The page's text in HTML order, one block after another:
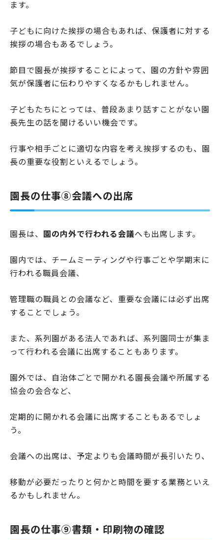
ます。
子どもに向けた挨拶の場合もあれば、保護者に対する
挨拶の場合もあるでしょう。
節目で園長が挨拶することによって、園の方針や雰囲
気が保護者に伝わりやすくなるかもしれません。
子どもたちにとっては、普段あまり話すことがない園
長先生の話を聞けるいい機会です。
行事や相手ごとに適切な内容を考え挨拶するのも、園
長の重要な役割といえるでしょう。
園長の仕事⑧会議への出席
園長は、 園の内外で行われる会議へも出席します。
園内では、チームミーティングや行事ごとや学期末に
行われる職員会議、
管理職の職員との会議など、重要な会議には必ず出席
することでしょう。
また、系列園がある法人であれば、系列園同士が集ま
って行われる会議に出席することもあります。
園外では、自治体ごとで開かれる園長会議や所属する
協会の会合など、
定期的に開かれる会議に出席することもあるでしょ
う。
会議への出席は、予定よりも会議時間が長引いたり、
移動が必要だったりと何かと時間を要する業務といえ
るかもしれません。
園長の仕事⑨書類・印刷物の確認